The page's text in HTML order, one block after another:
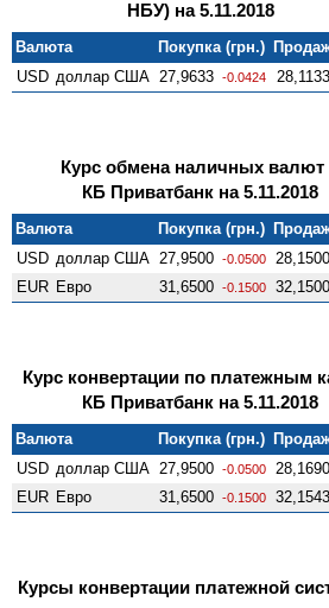
НБУ) на 5.11.2018
Валюта Покупка (грн.)
USD доллар США 27,9633 -0.0424 28,1133
Курс обмена наличных валют
КБ Приватбанк на 5.11.2018
Валюта Покупка (грн.)
USD доллар США 27,9500 -0.0500 28,1500
EUR Евро 31,6500 -0.1500 32,1500
Курс конвертации по платежным
КБ Приватбанк на 5.11.2018
Валюта Покупка (грн.)
USD доллар США 27,9500 -0.0500 28,1690
EUR Евро 31,6500 -0.1500 32,1543
Курсы конвертации платежной